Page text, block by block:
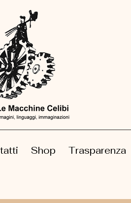
Shop Trasparenza